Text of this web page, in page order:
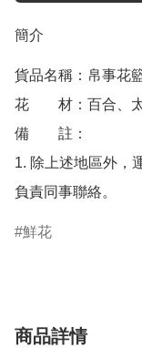
簡介
貨品名稱：帛事花
花　　材：百合、
備　　註：
1. 除上述地區外，
負責同事聯絡。
鮮花
商品詳情